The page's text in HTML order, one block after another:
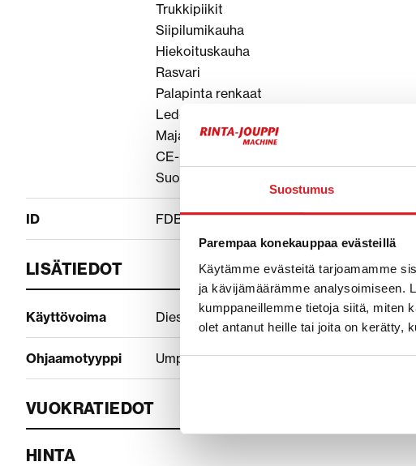
Suostumus
Parempaa konekauppaa evästeillä
Käytämme evästeitä tarjoamamme
ja kävijämäärämme analysoimiseen.
kumppaneillemme tietoja siitä, miten
olet antanut heille tai joita on kerätty,
Trukkipiikit
Siipilumikauha
Hiekoituskauha
Rasvari
Palapinta renkaat
Led-Työvalot
Majakka
CE-hyväksytty
Suomikone
ID FDB92771
LISÄTIEDOT
Käyttövoima Diesel
Ohjaamotyyppi Umpihytti
VUOKRATIEDOT
HINTA